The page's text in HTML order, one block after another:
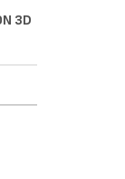
3D